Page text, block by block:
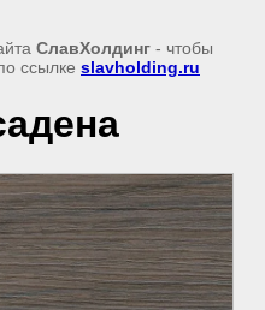
СлавХолдинг - чтобы
ссылке slavholding.ru